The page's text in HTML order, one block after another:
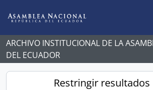
ARCHIVO INSTITUCIONAL DE LA
DEL ECUADOR
Restringir resultados